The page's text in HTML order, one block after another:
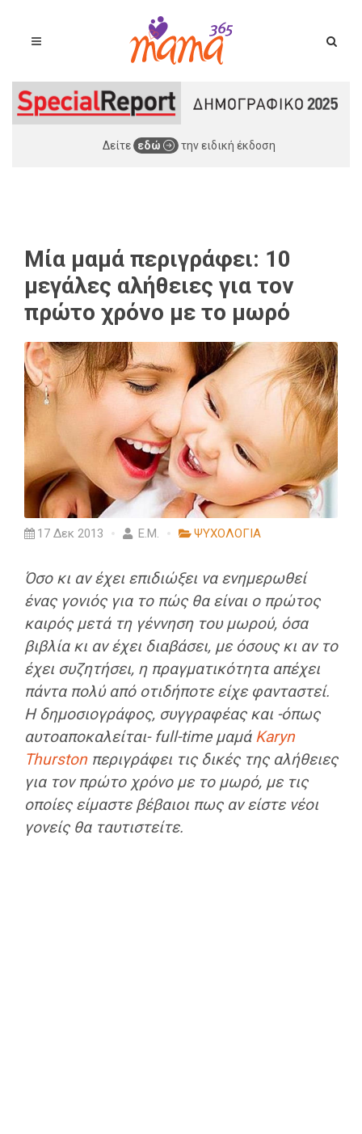
Δείτε εδώ την ειδική έκδοση
Μία μαμά περιγράφει: 10
μεγάλες αλήθειες για τον
πρώτο χρόνο με το μωρό
17 Δεκ 2013 Ε.Μ. ΨΥΧΟΛΟΓΙΑ
Όσο κι αν έχει επιδιώξει να ενημερωθεί
ένας γονιός για το πώς θα είναι ο πρώτος
καιρός μετά τη γέννηση του μωρού, όσα
βιβλία κι αν έχει διαβάσει, με όσους κι αν το
έχει συζητήσει, η πραγματικότητα απέχει
πάντα πολύ από οτιδήποτε είχε φανταστεί.
Η δημοσιογράφος, συγγραφέας και -όπως
αυτοαποκαλείται- full-time μαμά Karyn
Thurstonπεριγράφει τις δικές της αλήθειες
για τον πρώτο χρόνο με το μωρό, με τις
οποίες είμαστε βέβαιοι πως αν είστε νέοι
γονείς θα ταυτιστείτε.